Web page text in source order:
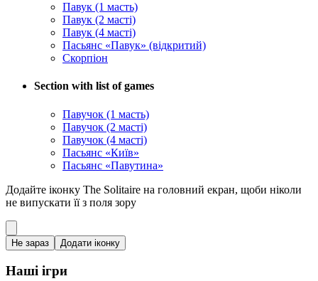
Павук (1 масть)
Павук (2 масті)
Павук (4 масті)
Пасьянс «Павук» (відкритий)
Скорпіон
Section with list of games
Павучок (1 масть)
Павучок (2 масті)
Павучок (4 масті)
Пасьянс «Київ»
Пасьянс «Павутина»
Додайте іконку The Solitaire на головний екран, щоби ніколи
не випускати її з поля зору
Не зараз Додати іконку
Наші ігри